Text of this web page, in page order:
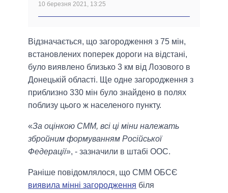
10 березня 2021, 13:25
Відзначається, що загородження з 75 мін,
встановлених поперек дороги на відстані,
було виявлено близько 3 км від Лозового в
Донецькій області. Ще одне загородження з
приблизно 330 мін було знайдено в полях
поблизу цього ж населеного пункту.
«За оцінкою СММ, всі ці міни належать
збройним формуванням Російської
Федерації», - зазначили в штабі ООС.
Раніше повідомлялося, що СММ ОБСЄ
виявила мінні загородження біля